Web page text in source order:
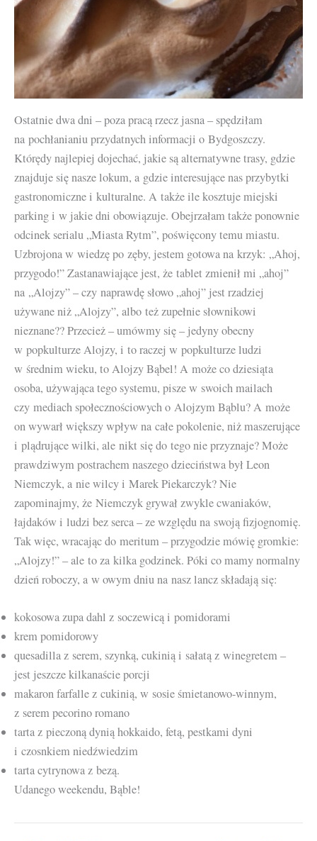
Ostatnie dwa dni – poza pracą rzecz jasna – spędziłam
na pochłanianiu przydatnych informacji o Bydgoszczy.
Którędy najlepiej dojechać, jakie są alternatywne trasy, gdzie
znajduje się nasze lokum, a gdzie interesujące nas przybytki
gastronomiczne i kulturalne. A także ile kosztuje miejski
parking i w jakie dni obowiązuje. Obejrzałam także ponownie
odcinek serialu „Miasta Rytm”, poświęcony temu miastu.
Uzbrojona w wiedzę po zęby, jestem gotowa na krzyk: „Ahoj,
przygodo!” Zastanawiające jest, że tablet zmienił mi „ahoj”
na „Alojzy” – czy naprawdę słowo „ahoj” jest rzadziej
używane niż „Alojzy”, albo też zupełnie słownikowi
nieznane?? Przecież – umówmy się – jedyny obecny
w popkulturze Alojzy, i to raczej w popkulturze ludzi
w średnim wieku, to Alojzy Bąbel! A może co dziesiąta
osoba, używająca tego systemu, pisze w swoich mailach
czy mediach społecznościowych o Alojzym Bąblu? A może
on wywarł większy wpływ na całe pokolenie, niż maszerujące
i plądrujące wilki, ale nikt się do tego nie przyznaje? Może
prawdziwym postrachem naszego dzieciństwa był Leon
Niemczyk, a nie wilcy i Marek Piekarczyk? Nie
zapominajmy, że Niemczyk grywał zwykle cwaniaków,
łajdaków i ludzi bez serca – ze względu na swoją fizjognomię.
Tak więc, wracając do meritum – przygodzie mówię gromkie:
„Alojzy!” – ale to za kilka godzinek. Póki co mamy normalny
dzień roboczy, a w owym dniu na nasz lancz składają się:
kokosowa zupa dahl z soczewicą i pomidorami
krem pomidorowy
quesadilla z serem, szynką, cukinią i sałatą z winegretem –
jest jeszcze kilkanaście porcji
makaron farfalle z cukinią, w sosie śmietanowo-winnym,
z serem pecorino romano
tarta z pieczoną dynią hokkaido, fetą, pestkami dyni
i czosnkiem niedźwiedzim
tarta cytrynowa z bezą.
Udanego weekendu, Bąble!